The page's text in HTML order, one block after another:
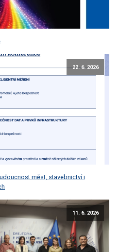
22. 6. 2026
měst, stavebnictví i
11. 6. 2026